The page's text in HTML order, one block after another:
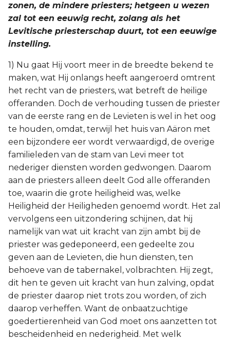
zonen, de mindere priesters; hetgeen u wezen
zal tot een eeuwig recht, zolang als het
Levitische priesterschap duurt, tot een eeuwige
instelling.
1) Nu gaat Hij voort meer in de breedte bekend te
maken, wat Hij onlangs heeft aangeroerd omtrent
het recht van de priesters, wat betreft de heilige
offeranden. Doch de verhouding tussen de priester
van de eerste rang en de Levieten is wel in het oog
te houden, omdat, terwijl het huis van Aäron met
een bijzondere eer wordt verwaardigd, de overige
familieleden van de stam van Levi meer tot
nederiger diensten worden gedwongen. Daarom
aan de priesters alleen deelt God alle offeranden
toe, waarin die grote heiligheid was, welke
Heiligheid der Heiligheden genoemd wordt. Het zal
vervolgens een uitzondering schijnen, dat hij
namelijk van wat uit kracht van zijn ambt bij de
priester was gedeponeerd, een gedeelte zou
geven aan de Levieten, die hun diensten, ten
behoeve van de tabernakel, volbrachten. Hij zegt,
dit hen te geven uit kracht van hun zalving, opdat
de priester daarop niet trots zou worden, of zich
daarop verheffen. Want de onbaatzuchtige
goedertierenheid van God moet ons aanzetten tot
bescheidenheid en nederigheid. Met welk